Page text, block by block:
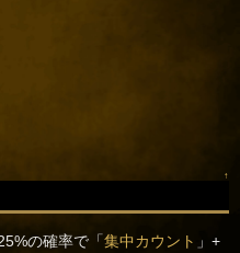
↑
の確率で「集中カウント 」+